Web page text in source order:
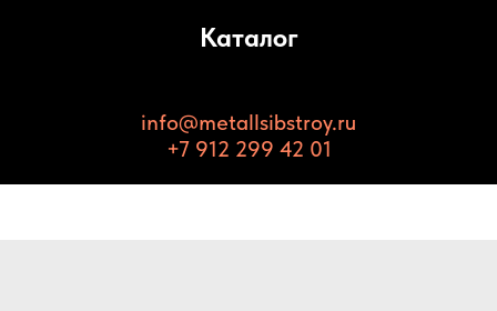
Каталог
info@metallsibstroy.ru
+7 912 299 42 01